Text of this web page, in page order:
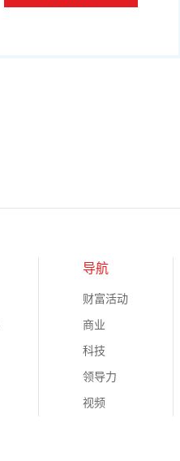
导航
财富活动
商业
科技
领导力
视频